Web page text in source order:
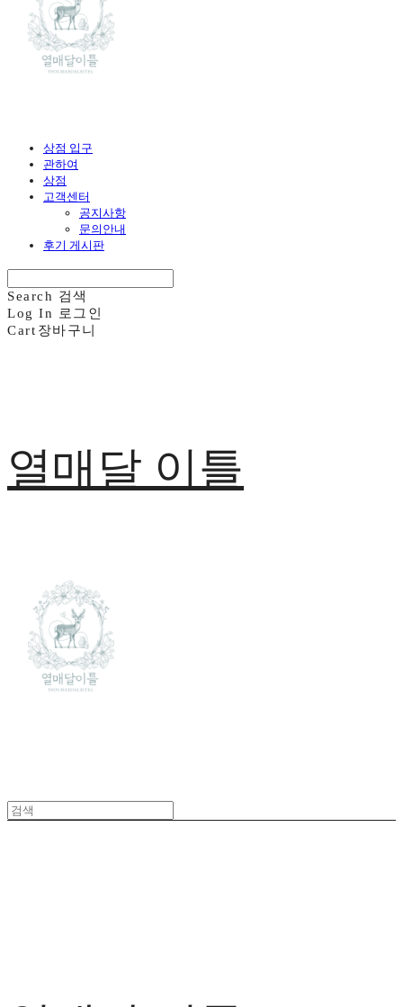
상점 입구
관하여
상점
고객센터
공지사항
문의안내
후기 게시판
Search 검색
Log In
로그인
Cart 장바구니
열매달 이틀